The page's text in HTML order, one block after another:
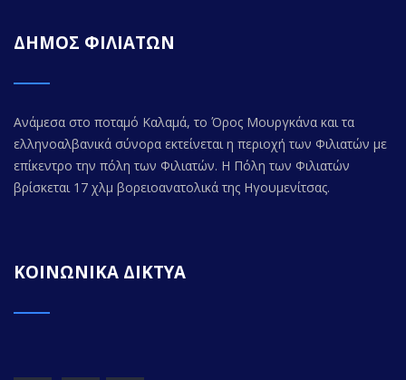
ΔΗΜΟΣ ΦΙΛΙΑΤΩΝ
Ανάμεσα στο ποταμό Καλαμά, το Όρος Μουργκάνα και τα
ελληνοαλβανικά σύνορα εκτείνεται η περιοχή των Φιλιατών με
επίκεντρο την πόλη των Φιλιατών. Η Πόλη των Φιλιατών
βρίσκεται 17 χλμ βορειοανατολικά της Ηγουμενίτσας.
ΚΟΙΝΩΝΙΚΑ ΔΙΚΤΥΑ